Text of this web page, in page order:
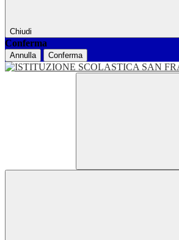
Chiudi
Conferma
Annulla Conferma